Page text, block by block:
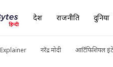
देश राजनीति दुनिया
नरेंद्र मोदी आर्टिफिशियल